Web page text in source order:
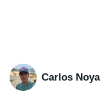
Carlos Noya